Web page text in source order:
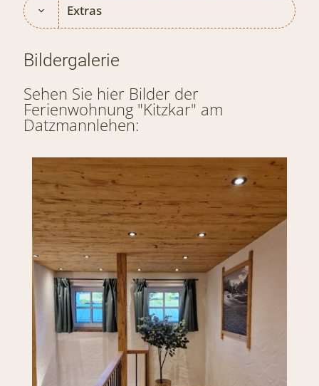
Extras
Bildergalerie
Sehen Sie hier Bilder der
Ferienwohnung "Kitzkar" am
Datzmannlehen: